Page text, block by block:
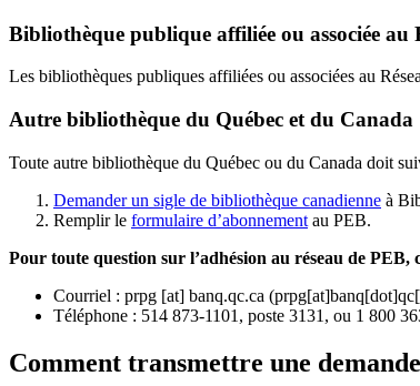
Bibliothèque publique affiliée ou associée
Les bibliothèques publiques affiliées ou associées au
Autre bibliothèque du Québec et du Canada
Toute autre bibliothèque du Québec ou du Canada doit
Demander un sigle de bibliothèque canadienne à
Remplir le formulaire d’abonnement au PEB.
Pour toute question sur l’adhésion au réseau de PEB,
Courriel : prpg [at] banq.qc.ca (
Téléphone : 514 873-1101, poste 3131, ou 1 800
Comment transmettre une